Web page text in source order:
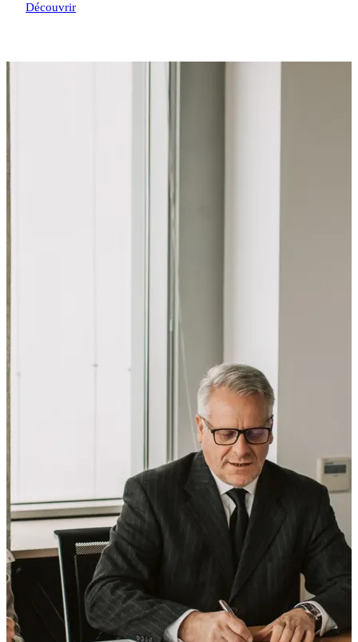
Découvrir